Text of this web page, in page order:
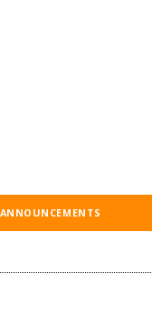
ANNOUNCEMENTS